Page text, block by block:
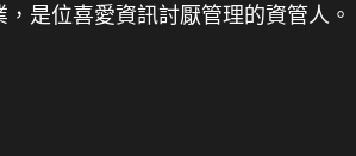
，是位喜愛資訊討厭管理的資管人